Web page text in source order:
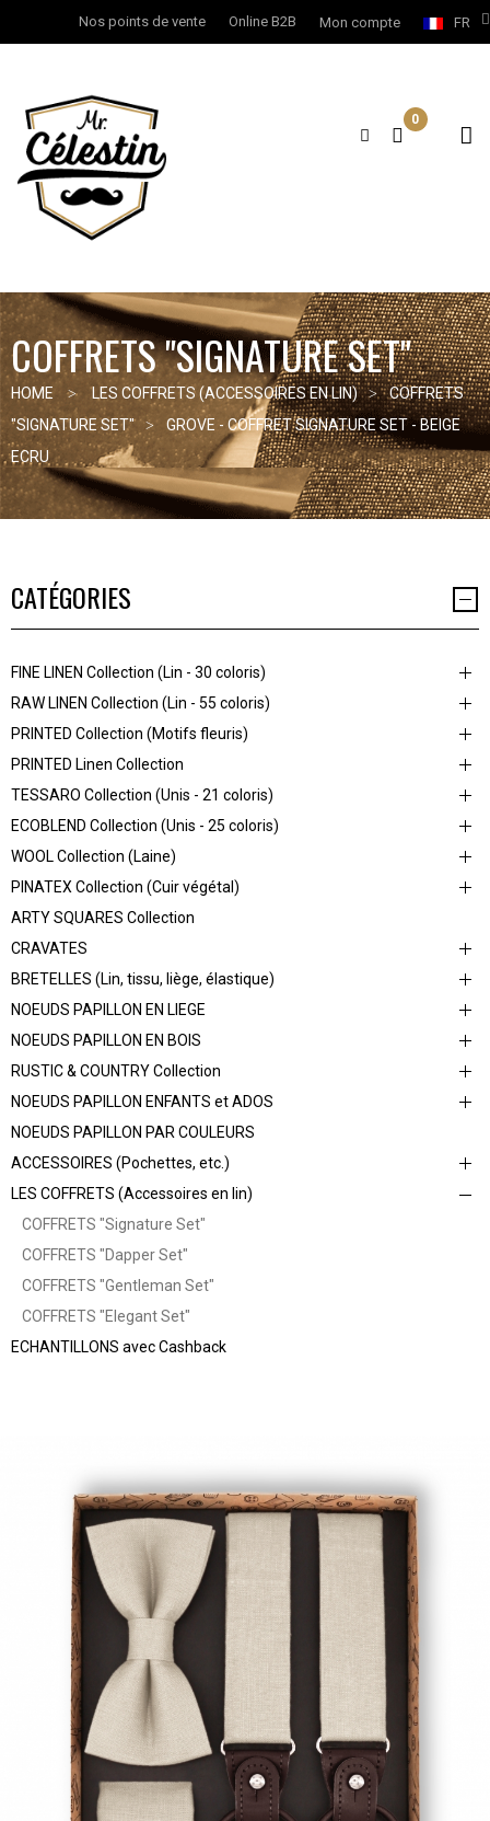
FR
Mon compte
Online B2B
Nos points de vente
0
COFFRETS "SIGNATURE SET"
HOME LES COFFRETS (ACCESSOIRES EN LIN)
COFFRETS
"SIGNATURE SET"
GROVE - COFFRET SIGNATURE SET - BEIGE
ECRU
CATÉGORIES
FINE LINEN Collection (Lin - 30 coloris)
RAW LINEN Collection (Lin - 55 coloris)
PRINTED Collection (Motifs fleuris)
PRINTED Linen Collection
TESSARO Collection (Unis - 21 coloris)
ECOBLEND Collection (Unis - 25 coloris)
WOOL Collection (Laine)
PINATEX Collection (Cuir végétal)
ARTY SQUARES Collection
CRAVATES
BRETELLES (Lin, tissu, liège, élastique)
NOEUDS PAPILLON EN LIEGE
NOEUDS PAPILLON EN BOIS
RUSTIC & COUNTRY Collection
NOEUDS PAPILLON ENFANTS et ADOS
NOEUDS PAPILLON PAR COULEURS
ACCESSOIRES (Pochettes, etc.)
LES COFFRETS (Accessoires en lin)
COFFRETS "Signature Set"
COFFRETS "Dapper Set"
COFFRETS "Gentleman Set"
COFFRETS "Elegant Set"
ECHANTILLONS avec Cashback